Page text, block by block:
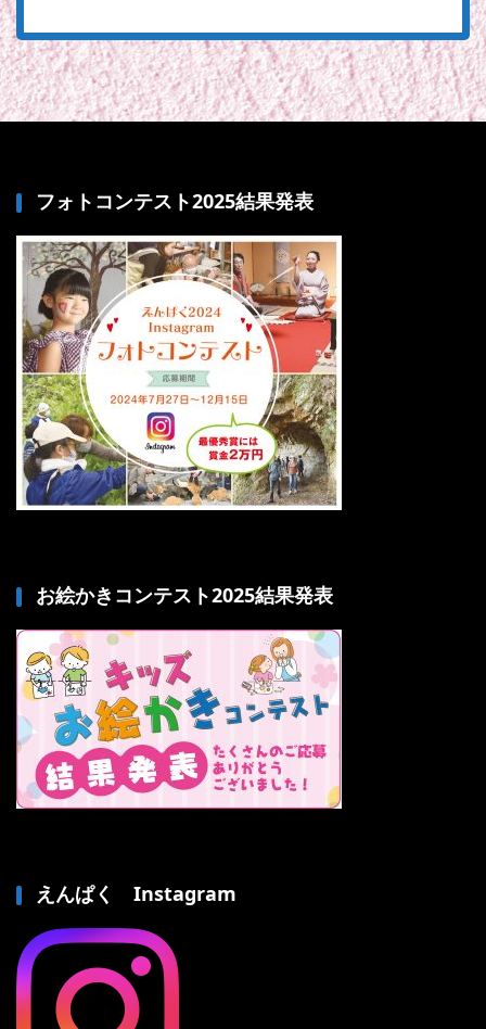
フォトコンテスト2025結果発表
お絵かきコンテスト2025結果発表
えんぱく Instagram